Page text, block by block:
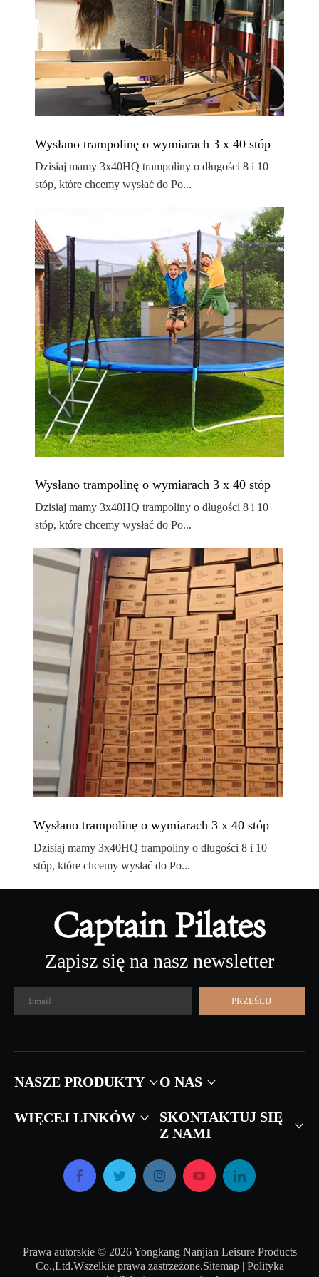
Wysłano trampolinę o wymiarach 3 x 40 stóp
Dzisiaj mamy 3x40HQ trampoliny o długości 8 i 10
stóp, które chcemy wysłać do Po...
Wysłano trampolinę o wymiarach 3 x 40 stóp
Dzisiaj mamy 3x40HQ trampoliny o długości 8 i 10
stóp, które chcemy wysłać do Po...
Wysłano trampolinę o wymiarach 3 x 40 stóp
Dzisiaj mamy 3x40HQ trampoliny o długości 8 i 10
stóp, które chcemy wysłać do Po...
Zapisz się na nasz newsletter
PRZEŚLIJ
NASZE PRODUKTY O NAS
WIĘCEJ LINKÓW
SKONTAKTUJ SIĘ
Z NAMI
Prawa autorskie © 2026Yongkang Nanjian Leisure Products
Co.,Ltd.Wszelkie prawa zastrzeżone.Sitemap| Polityka